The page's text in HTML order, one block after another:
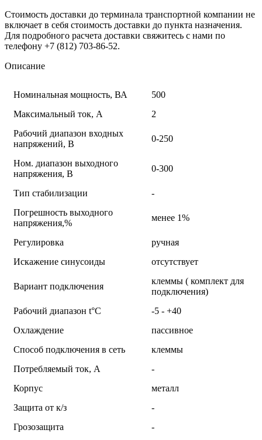
Стоимость доставки до терминала транспортной компании не
включает в себя стоимость доставки до пункта назначения.
Для подробного расчета доставки свяжитесь с нами по
телефону +7 (812) 703-86-52.
Описание
Номинальная мощность, ВА
500
Максимальный ток, А
2
Рабочий диапазон входных
напряжений, В
0-250
Ном. диапазон выходного
напряжения, В
0-300
Тип стабилизации
-
Погрешность выходного
напряжения,%
менее 1%
Регулировка
ручная
Искажение синусоиды
отсутствует
Вариант подключения
клеммы ( комплект для
подключения)
Рабочий диапазон t°С
-5 - +40
Охлаждение
пассивное
Способ подключения в сеть
клеммы
Потребляемый ток, А
-
Корпус
металл
Защита от к/з
-
Грозозащита
-